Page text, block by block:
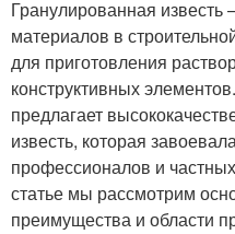
Гранулированная
материалов в
для приготовления
конструктивных
предлагает
известь, которая
профессионалов и
статье мы рассмотрим
преимущества и области